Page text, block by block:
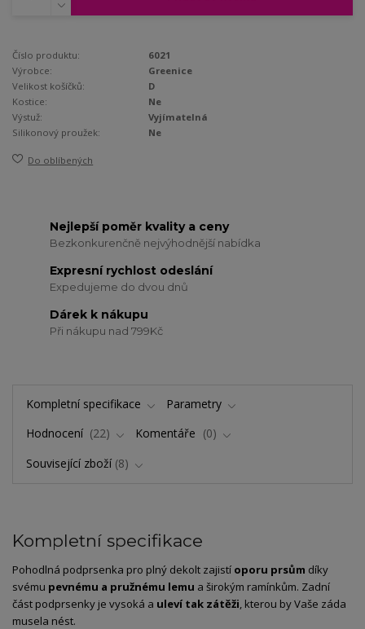
Číslo produktu:
6021
Výrobce:
Greenice
Velikost košíčků:
D
Kostice:
Ne
Výstuž:
Vyjímatelná
Silikonový proužek:
Ne
Do oblíbených
Nejlepší poměr kvality a ceny
Bezkonkurenčně nejvýhodnější nabídka
Expresní rychlost odeslání
Expedujeme do dvou dnů
Dárek k nákupu
Při nákupu nad 799Kč
Kompletní specifikace
Parametry
Hodnocení
22 Komentáře
0
Související zboží 8
Kompletní specifikace
Pohodlná podprsenka pro plný dekolt zajistí oporu prsům díky
svému pevnému a pružnému lemu a širokým ramínkům. Zadní
část podprsenky je vysoká a uleví tak zátěži, kterou by Vaše záda
musela nést.